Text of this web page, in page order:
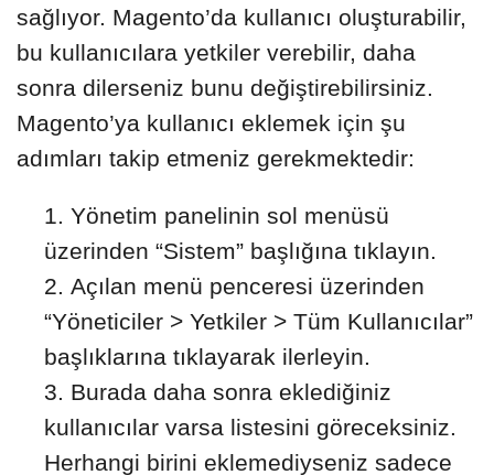
sağlıyor. Magento’da kullanıcı oluşturabilir,
bu kullanıcılara yetkiler verebilir, daha
sonra dilerseniz bunu değiştirebilirsiniz.
Magento’ya kullanıcı eklemek için şu
adımları takip etmeniz gerekmektedir:
Yönetim panelinin sol menüsü
üzerinden “Sistem” başlığına tıklayın.
Açılan menü penceresi üzerinden
“Yöneticiler > Yetkiler > Tüm Kullanıcılar”
başlıklarına tıklayarak ilerleyin.
Burada daha sonra eklediğiniz
kullanıcılar varsa listesini göreceksiniz.
Herhangi birini eklemediyseniz sadece